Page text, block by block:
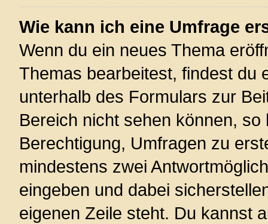
Wie kann ich eine Umfrage
Wenn du ein neues Thema
Themas bearbeitest, findest du
unterhalb des Formulars zur
Bereich nicht sehen können,
Berechtigung, Umfragen zu
mindestens zwei
eingeben und dabei
eigenen Zeile steht. Du kannst